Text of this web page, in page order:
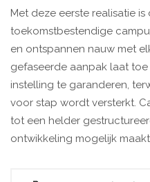
Met deze eerste realisatie
toekomstbestendige
en ontspannen nauw met
gefaseerde aanpak laat
instelling te garanderen,
voor stap wordt versterkt.
tot een helder
ontwikkeling mogelijk